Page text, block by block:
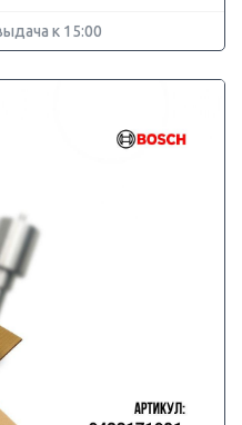
к 15:00